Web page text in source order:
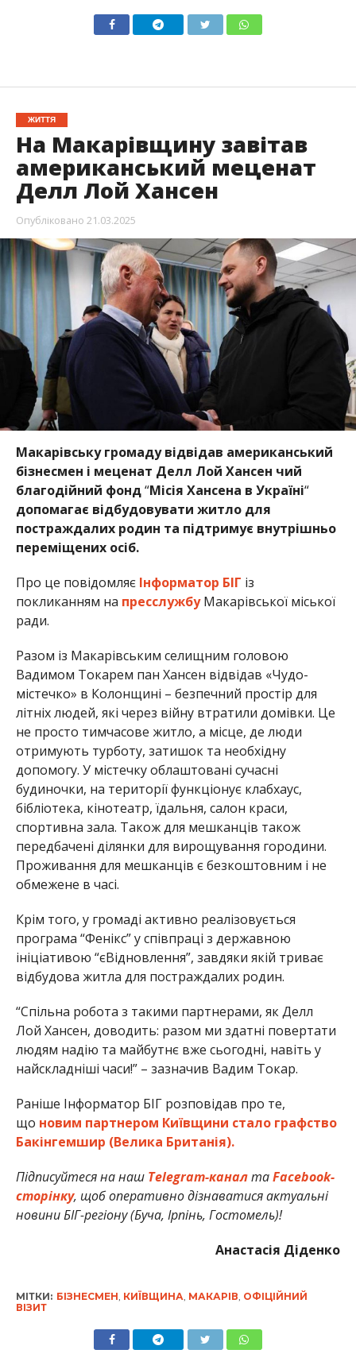
ЖИТТЯ
На Макарівщину завітав
американський меценат
Делл Лой Хансен
Опубліковано 21.03.2025
Макарівську громаду відвідав американський
бізнесмен і меценат Делл Лой Хансен чий
благодійний фонд“Місія Хансена в Україні“
допомагає відбудовувати житло для
постраждалих родин та підтримує внутрішньо
переміщених осіб.
Про це повідомляє Інформатор БІГ із
покликанням на пресслужбуМакарівської міської
ради.
Разом із Макарівським селищним головою
Вадимом Токарем пан Хансен відвідав «Чудо-
містечко» в Колонщині – безпечний простір для
літніх людей, які через війну втратили домівки. Це
не просто тимчасове житло, а місце, де люди
отримують турботу, затишок та необхідну
допомогу. У містечку облаштовані сучасні
будиночки, на території функціонує клабхаус,
бібліотека, кінотеатр, їдальня, салон краси,
спортивна зала. Також для мешканців також
передбачені ділянки для вирощування городини.
Проживання для мешканців є безкоштовним і не
обмежене в часі.
Крім того, у громаді активно реалізовується
програма “Фенікс” у співпраці з державною
ініціативою “єВідновлення”, завдяки якій триває
відбудова житла для постраждалих родин.
“Спільна робота з такими партнерами, як Делл
Лой Хансен, доводить: разом ми здатні повертати
людям надію та майбутнє вже сьогодні, навіть у
найскладніші часи!” – зазначив Вадим Токар.
Раніше Інформатор БІГ розповідав про те,
що новим партнером Київщини стало графство
Бакінгемшир (Велика Британія).
Підписуйтеся на наш Telegram-каналтаFacebook-
сторінку, щоб оперативно дізнаватися актуальні
новини БІГ-регіону (Буча, Ірпінь, Гостомель)!
Анастасія Діденко
МІТКИ: БІЗНЕСМЕН, КИЇВЩИНА, МАКАРІВ, ОФІЦІЙНИЙ
ВІЗИТ